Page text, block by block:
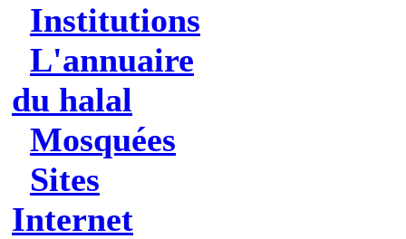
Institutions
L'annuaire
du halal
Mosquées
Sites
Internet